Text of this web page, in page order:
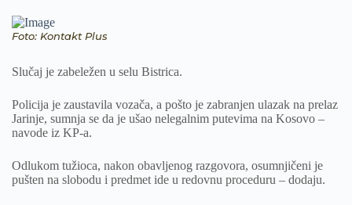
Foto: Kontakt Plus
Slučaj je zabeležen u selu Bistrica.
Policija je zaustavila vozača, a pošto je zabranjen ulazak na prelaz
Jarinje, sumnja se da je ušao nelegalnim putevima na Kosovo –
navode iz KP-a.
Odlukom tužioca, nakon obavljenog razgovora, osumnjičeni je
pušten na slobodu i predmet ide u redovnu proceduru – dodaju.